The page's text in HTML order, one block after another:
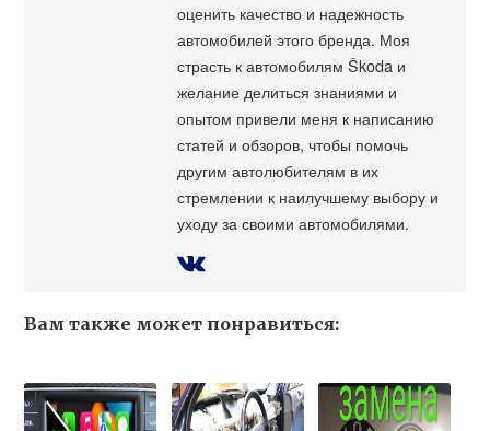
оценить качество и надежность
автомобилей этого бренда. Моя
страсть к автомобилям Škoda и
желание делиться знаниями и
опытом привели меня к написанию
статей и обзоров, чтобы помочь
другим автолюбителям в их
стремлении к наилучшему выбору и
уходу за своими автомобилями.
Вам также может понравиться: